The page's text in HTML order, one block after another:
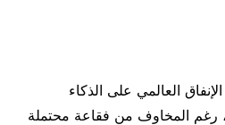
العالمي على الذكاء
رغم المخاوف من فقاعة محتملة